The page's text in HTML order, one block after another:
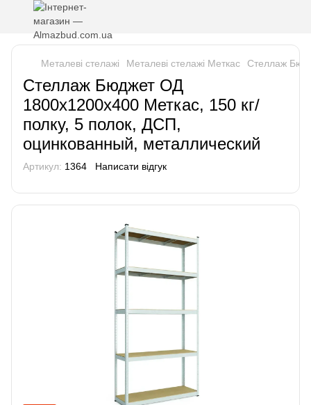
Металеві стелажі Металеві стелажі Меткас Стеллаж
Стеллаж Бюджет ОД
1800х1200х400 Меткас, 150 кг/
полку, 5 полок, ДСП,
оцинкованный, металлический
Артикул: 1364 Написати відгук